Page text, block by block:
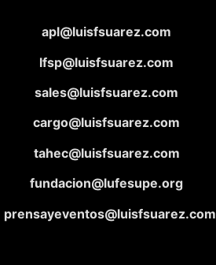
apl@luisfsuarez.com
lfsp@luisfsuarez.com
sales@luisfsuarez.com
cargo@luisfsuarez.com
tahec@luisfsuarez.com
fundacion@lufesupe.org
prensayeventos@luisfsuarez.com